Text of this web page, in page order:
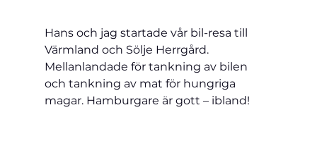
Hans och jag startade vår bil-resa till
Värmland och Sölje Herrgård.
Mellanlandade för tankning av bilen
och tankning av mat för hungriga
magar. Hamburgare är gott – ibland!